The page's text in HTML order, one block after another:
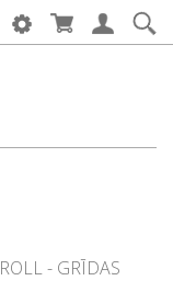
ROLL - GRĪDAS